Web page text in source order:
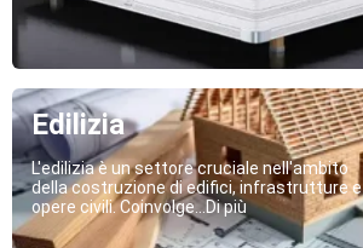
Edilizia
L'edilizia è un settore cruciale nell'ambito
della costruzione di edifici, infrastrutture e
opere civili. Coinvolge...Di più